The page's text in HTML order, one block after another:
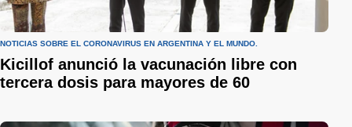
NOTICIAS SOBRE EL CORONAVIRUS EN ARGENTINA Y EL MUNDO.
Kicillof anunció la vacunación libre con
tercera dosis para mayores de 60